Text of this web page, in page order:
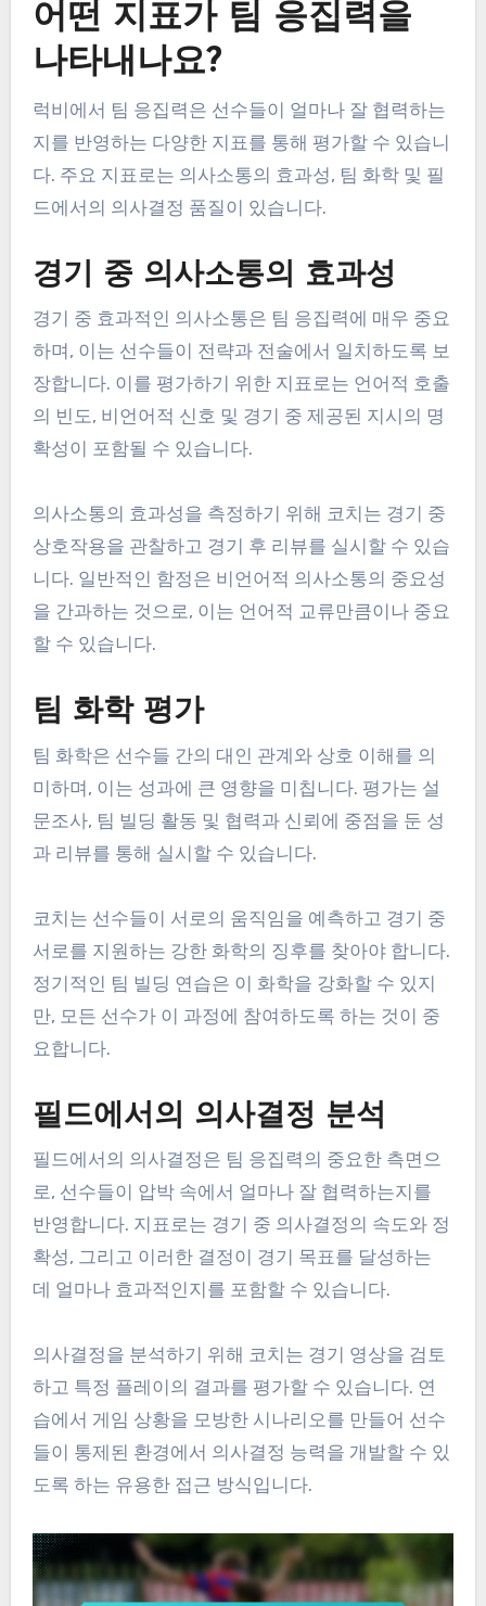
어떤 지표가 팀 응집력을
나타내나요?
럭비에서 팀 응집력은 선수들이 얼마나 잘 협력하는
지를 반영하는 다양한 지표를 통해 평가할 수 있습니
다. 주요 지표로는 의사소통의 효과성, 팀 화학 및 필
드에서의 의사결정 품질이 있습니다.
경기 중 의사소통의 효과성
경기 중 효과적인 의사소통은 팀 응집력에 매우 중요
하며, 이는 선수들이 전략과 전술에서 일치하도록 보
장합니다. 이를 평가하기 위한 지표로는 언어적 호출
의 빈도, 비언어적 신호 및 경기 중 제공된 지시의 명
확성이 포함될 수 있습니다.
의사소통의 효과성을 측정하기 위해 코치는 경기 중
상호작용을 관찰하고 경기 후 리뷰를 실시할 수 있습
니다. 일반적인 함정은 비언어적 의사소통의 중요성
을 간과하는 것으로, 이는 언어적 교류만큼이나 중요
할 수 있습니다.
팀 화학 평가
팀 화학은 선수들 간의 대인 관계와 상호 이해를 의
미하며, 이는 성과에 큰 영향을 미칩니다. 평가는 설
문조사, 팀 빌딩 활동 및 협력과 신뢰에 중점을 둔 성
과 리뷰를 통해 실시할 수 있습니다.
코치는 선수들이 서로의 움직임을 예측하고 경기 중
서로를 지원하는 강한 화학의 징후를 찾아야 합니다.
정기적인 팀 빌딩 연습은 이 화학을 강화할 수 있지
만, 모든 선수가 이 과정에 참여하도록 하는 것이 중
요합니다.
필드에서의 의사결정 분석
필드에서의 의사결정은 팀 응집력의 중요한 측면으
로, 선수들이 압박 속에서 얼마나 잘 협력하는지를
반영합니다. 지표로는 경기 중 의사결정의 속도와 정
확성, 그리고 이러한 결정이 경기 목표를 달성하는
데 얼마나 효과적인지를 포함할 수 있습니다.
의사결정을 분석하기 위해 코치는 경기 영상을 검토
하고 특정 플레이의 결과를 평가할 수 있습니다. 연
습에서 게임 상황을 모방한 시나리오를 만들어 선수
들이 통제된 환경에서 의사결정 능력을 개발할 수 있
도록 하는 유용한 접근 방식입니다.